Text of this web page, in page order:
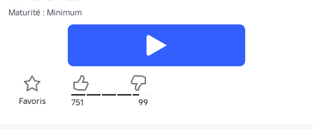
Maturité : Minimum
Favoris 751 99